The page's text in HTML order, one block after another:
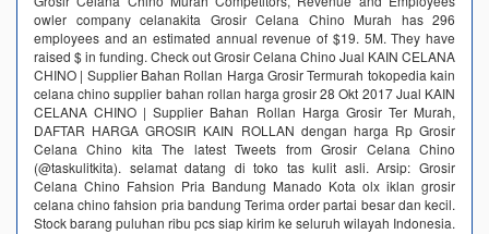
owler company celanakita Grosir Celana Chino Murah has 296
employees and an estimated annual revenue of $19. 5M. They have
raised $ in funding. Check out Grosir Celana Chino Jual KAIN CELANA
CHINO | Supplier Bahan Rollan Harga Grosir Termurah tokopedia kain
celana chino supplier bahan rollan harga grosir 28 Okt 2017 Jual KAIN
CELANA CHINO | Supplier Bahan Rollan Harga Grosir Ter Murah,
DAFTAR HARGA GROSIR KAIN ROLLAN dengan harga Rp Grosir
Celana Chino kita The latest Tweets from Grosir Celana Chino
(@taskulitkita). selamat datang di toko tas kulit asli. Arsip: Grosir
Celana Chino Fahsion Pria Bandung Manado Kota olx iklan grosir
celana chino fahsion pria bandung Terima order partai besar dan kecil.
Stock barang puluhan ribu pcs siap kirim ke seluruh wilayah Indonesia.